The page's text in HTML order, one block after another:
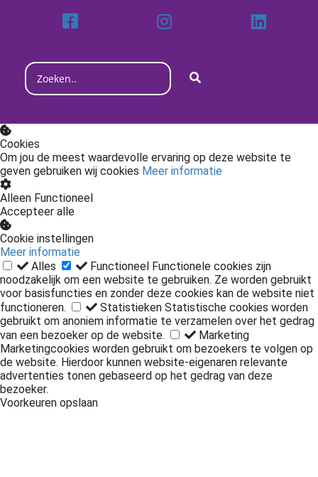
Cookies
Om jou de meest waardevolle ervaring op deze website te
geven gebruiken wij cookies Meer informatie
Alleen Functioneel
Accepteer alle
Cookie instellingen
Meer informatie
Alles
Functioneel Functionele cookies zijn
noodzakelijk om een website te gebruiken. Ze worden gebruikt
voor basisfuncties en zonder deze cookies kan de website niet
functioneren.
Statistieken Statistische cookies worden
gebruikt om anoniem informatie te verzamelen over het gedrag
van een bezoeker op de website.
Marketing
Marketingcookies worden gebruikt om bezoekers te volgen op
de website. Hierdoor kunnen website-eigenaren relevante
advertenties tonen gebaseerd op het gedrag van deze
bezoeker.
Voorkeuren opslaan